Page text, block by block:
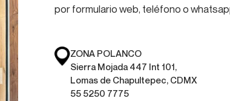
por formulario web, teléfono o
ZONA POLANCO
Sierra Mojada 447 Int 101,
Lomas de Chapultepec, CDMX
55 5250 7775